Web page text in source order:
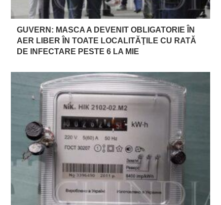
GUVERN: MASCA A DEVENIT OBLIGATORIE ÎN
AER LIBER ÎN TOATE LOCALITĂŢILE CU RATĂ
DE INFECTARE PESTE 6 LA MIE